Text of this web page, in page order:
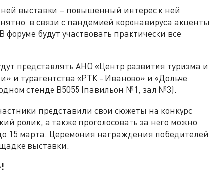
выставки – повышенный интерес к ней
в связи с пандемией коронавируса акценты
будут участвовать практически все
представлять АНО «Центр развития туризма и
и турагентства «РТК - Иваново» и «Дольче
стенде B5055 (павильон №1, зал №3).
представили свои сюжеты на конкурс
ролик, а также проголосовать за него можно
15 марта. Церемония награждения победителей
выставки.